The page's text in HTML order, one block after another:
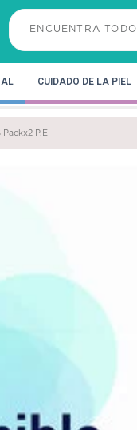
CUIDADO DE LA PIEL
P.E